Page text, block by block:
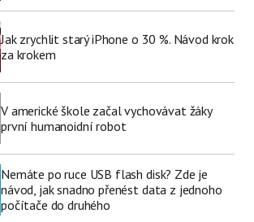
Jak zrychlit starý iPhone o 30 %. Návod krok
za krokem
V americké škole začal vychovávat žáky
první humanoidní robot
Nemáte po ruce USB flash disk? Zde je
návod, jak snadno přenést data z jednoho
počítače do druhého